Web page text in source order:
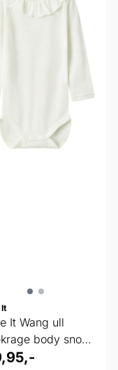
It Wang ull
body snow